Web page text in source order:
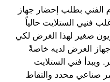
الفني بطلب إحضار جهاز
فنيي الستلايت حالياً
صغير لهذا الغرض لكي
العرض لديه خاصةً
ويبدأ فني الستلايت
صناعي محدد والتقاط